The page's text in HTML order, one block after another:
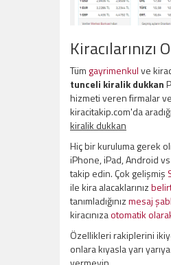
Tüm gayrimenkulve
tunceli kiralik dukkan
hizmeti veren firmalar
kiracitakip.com'da
kiralik dukkan
Hiç bir kuruluma gerek
iPhone, iPad, Android vs
takip edin. Çok gelişmiş
ile kira alacaklarınız
tanımladığınızmesaj
kiracınızaotomatik
Özellikleri rakiplerini
onlara kıyasla yarı